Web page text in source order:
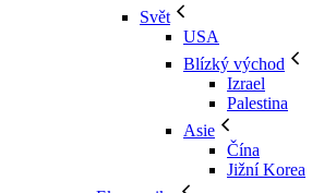
Svět
USA
Blízký východ
Izrael
Palestina
Asie
Čína
Jižní Korea